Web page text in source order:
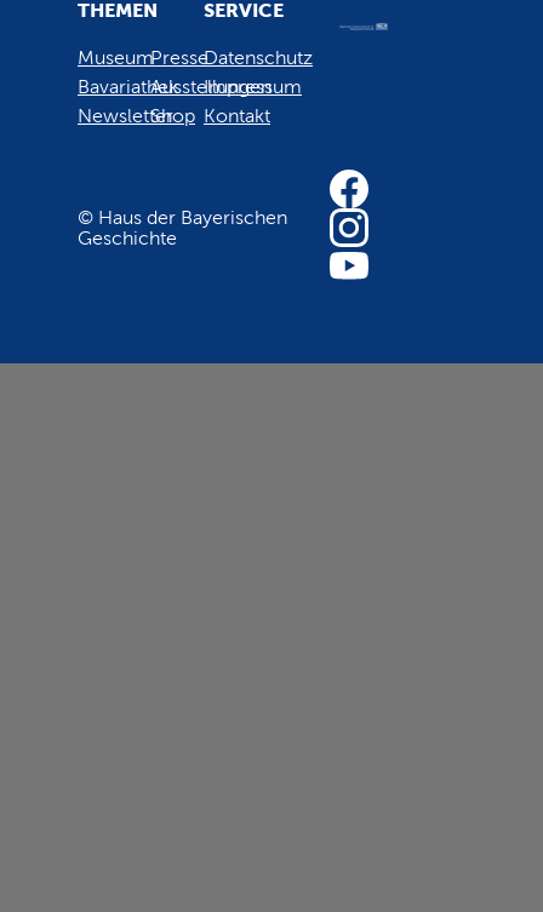
THEMEN
Museum
Bavariathek
Newsletter
Presse
Ausstellungen
Shop
SERVICE
Datenschutz
Impressum
Kontakt
© Haus der Bayerischen
Geschichte